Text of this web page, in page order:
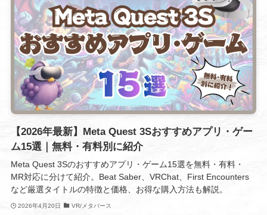
【2026年最新】Meta Quest 3Sおすすめアプリ・ゲー
ム15選｜無料・有料別に紹介
Meta Quest 3Sのおすすめアプリ・ゲーム15選を無料・有料・
MR対応に分けて紹介。Beat Saber、VRChat、First Encounters
など厳選タイトルの特徴と価格、お得な購入方法も解説。
2026年4月20日 VR/メタバース